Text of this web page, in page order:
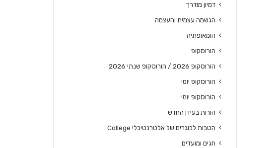
דמיון מודרך
הגשמה עצמית והעצמה
הומאופתיה
הורוסקופ
הורוסקופ 2026 / הורוסקופ שנתי 2026
הורוסקופ יומי
הורוסקופ יומי
הורות בעידן החדש
הטבות לבוגרים של אלטרנטיבלי College
חגים ומועדים